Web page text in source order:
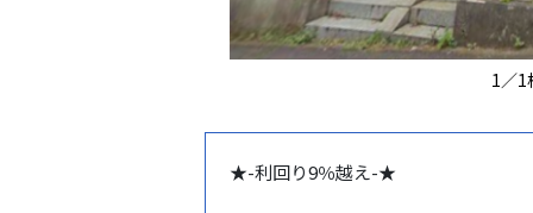
1／1
★-利回り9％越え-★